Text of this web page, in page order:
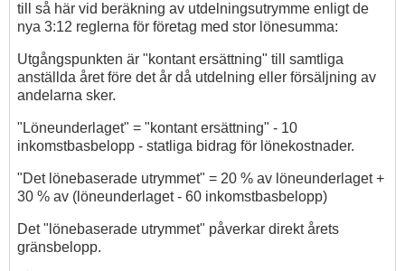
till så här vid beräkning av utdelningsutrymme enligt de
nya 3:12 reglerna för företag med stor lönesumma:
Utgångspunkten är "kontant ersättning" till samtliga
anställda året före det år då utdelning eller försäljning av
andelarna sker.
"Löneunderlaget" = "kontant ersättning" - 10
inkomstbasbelopp - statliga bidrag för lönekostnader.
"Det lönebaserade utrymmet" = 20 % av löneunderlaget +
30 % av (löneunderlaget - 60 inkomstbasbelopp)
Det "lönebaserade utrymmet" påverkar direkt årets
gränsbelopp.